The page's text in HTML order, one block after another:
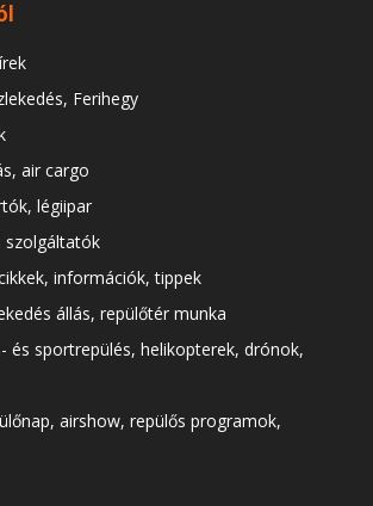
Ferihegy
air cargo
légiipar
szolgáltatók
információk, tippek
állás, repülőtér munka
és sportrepülés, helikopterek, drónok,
airshow, repülős programok,